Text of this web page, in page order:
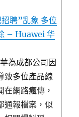
聘”乱象 多位
– Huawei 华
為成都公司因
致多位產品線
在網路瘋傳，
通報檔案，似